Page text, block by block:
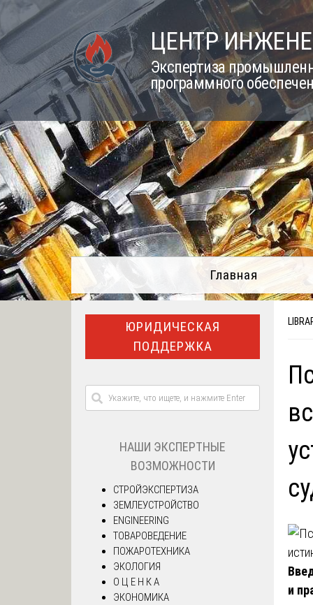
Skip
to
content
ЦЕНТР
Экспертиза
программного
Главная
и
ЮРИДИЧЕСКАЯ
ПОДДЕРЖКА
НАШИ ЭКСПЕРТНЫЕ
ВОЗМОЖНОСТИ
СТРОЙЭКСПЕРТИЗА
ЗЕМЛЕУСТРОЙСТВО
ENGINEERING
ТОВАРОВЕДЕНИЕ
ПОЖАРОТЕХНИКА
ЭКОЛОГИЯ
О Ц Е Н К А
ЭКОНОМИКА